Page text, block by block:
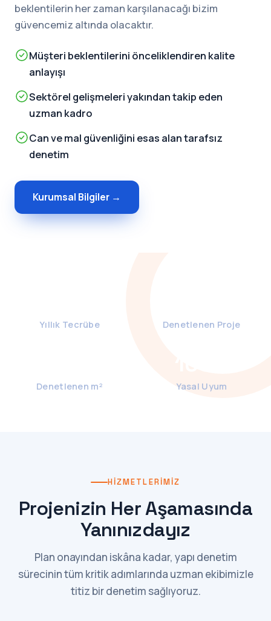
beklentilerin her zaman karşılanacağı bizim
güvencemiz altında olacaktır.
Müşteri beklentilerini önceliklendiren kalite
anlayışı
Sektörel gelişmeleri yakından takip eden
uzman kadro
Can ve mal güvenliğini esas alan tarafsız
denetim
Kurumsal Bilgiler →
Yıllık Tecrübe Denetlenen Proje
Denetlenen m² Yasal Uyum
HIZMETLERIMIZ
Projenizin Her Aşamasında
Yanınızdayız
Plan onayından iskâna kadar, yapı denetim
sürecinin tüm kritik adımlarında uzman ekibimizle
titiz bir denetim sağlıyoruz.